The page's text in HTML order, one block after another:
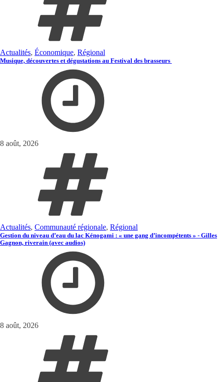
Actualités, Économique, Régional
Musique, découvertes et dégustations au Festival des brasseurs
8 août, 2026
Actualités, Communauté régionale, Régional
Gestion du niveau d’eau du lac Kénogami : « une gang d’incompétents » - Gilles
Gagnon, riverain (avec audios)
8 août, 2026